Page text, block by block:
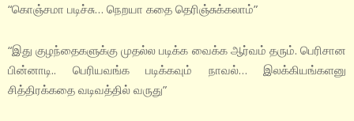
“கொஞ்சமா படிச்சு… நெறயா கதை தெரிஞ்சுக்கலாம்”
“இது குழந்தைகளுக்கு முதல்ல படிக்க வைக்க ஆர்வம் தரும். பெரிசான
பின்னாடி.. பெரியவங்க படிக்கவும் நாவல்… இலக்கியங்களனு
சித்திரக்கதை வடிவத்தில் வருது”